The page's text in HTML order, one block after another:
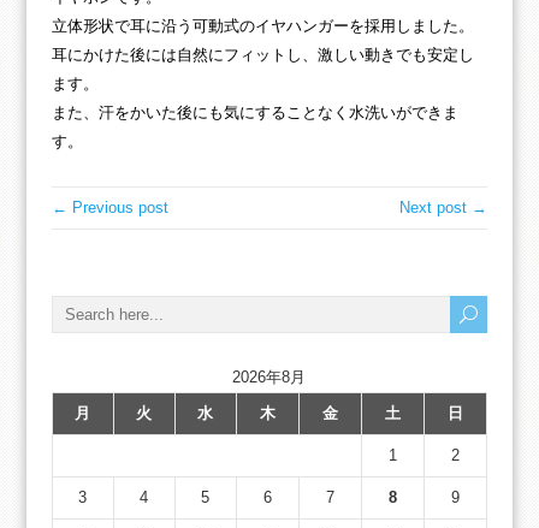
立体形状で耳に沿う可動式のイヤハンガーを採用しました。
耳にかけた後には自然にフィットし、激しい動きでも安定し
ます。
また、汗をかいた後にも気にすることなく水洗いができま
す。
← Previous post Next post →
2026年8月
月
火 水 木 金 土 日
1 2
3 4 5 6 7 8 9